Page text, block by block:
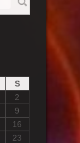
S
2
9
16
23